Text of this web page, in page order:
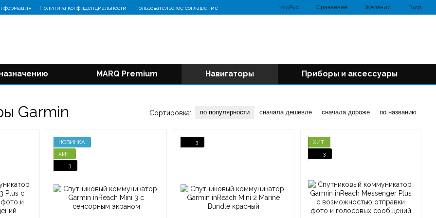
Политика конфиденциальности
Пользовательское соглашение
УкрРус Сравнение Желания Вход
MARQ Premium Навигаторы Приборы и аксессуары
Garmin Сортировка: по популярности сначала дешевле сначала дороже по названию
НОВИНКА
ХИТ
3
3
ХИТ
3